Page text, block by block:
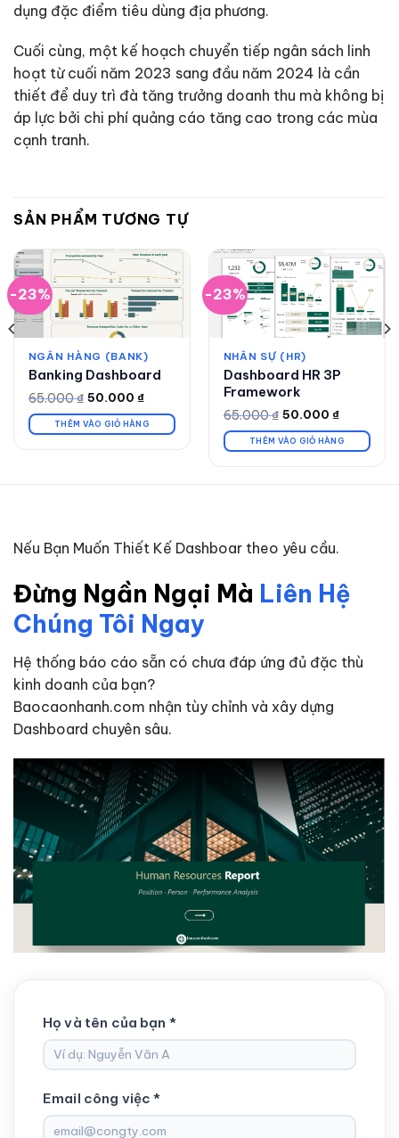
dụng đặc điểm tiêu dùng địa phương.
Cuối cùng, một kế hoạch chuyển tiếp ngân sách linh
hoạt từ cuối năm 2023 sang đầu năm 2024 là cần
thiết để duy trì đà tăng trưởng doanh thu mà không bị
áp lực bởi chi phí quảng cáo tăng cao trong các mùa
cạnh tranh.
SẢN PHẨM TƯƠNG TỰ
-23%
NGÂN HÀNG (BANK)
Banking Dashboard
65.000₫
Giá
gốc
là:
65.000 ₫.
50.000 ₫
Giá
hiện
tại
là:
THÊM VÀO GIỎ HÀNG
-23%
NHÂN SỰ (HR)
Dashboard HR 3P
Framework
65.000₫
Giá
gốc
là:
65.000 ₫.
50.000 ₫
Giá
hiện
tại
là:
THÊM VÀO GIỎ HÀNG
Nếu Bạn Muốn Thiết Kế Dashboar theo yêu cầu.
Đừng Ngần Ngại Mà Liên Hệ
Chúng Tôi Ngay
Hệ thống báo cáo sẵn có chưa đáp ứng đủ đặc thù
kinh doanh của bạn?
Baocaonhanh.com nhận tùy chỉnh và xây dựng
Dashboard chuyên sâu.
Họ và tên của bạn *
Email công việc *